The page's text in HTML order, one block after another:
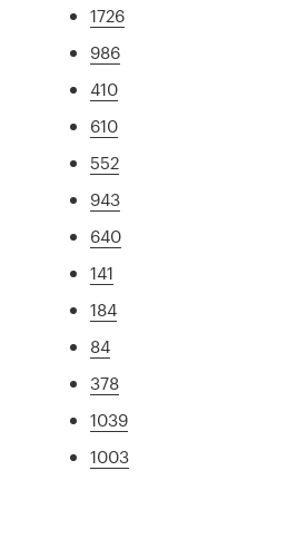
1726
986
410
610
552
943
640
141
184
84
378
1039
1003